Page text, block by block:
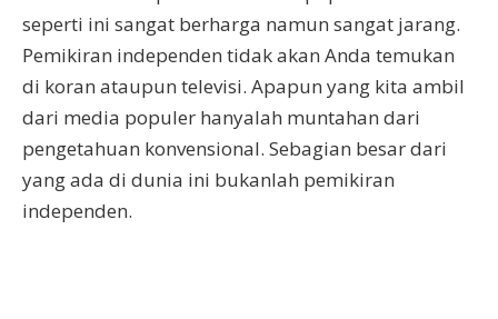
seperti ini sangat berharga namun sangat jarang.
Pemikiran independen tidak akan Anda temukan
di koran ataupun televisi. Apapun yang kita ambil
dari media populer hanyalah muntahan dari
pengetahuan konvensional. Sebagian besar dari
yang ada di dunia ini bukanlah pemikiran
independen.